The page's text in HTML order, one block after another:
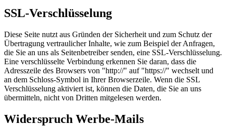
SSL-Verschlüsselung
Diese Seite nutzt aus Gründen der Sicherheit und zum Schutz der
Übertragung vertraulicher Inhalte, wie zum Beispiel der Anfragen,
die Sie an uns als Seitenbetreiber senden, eine SSL-Verschlüsselung.
Eine verschlüsselte Verbindung erkennen Sie daran, dass die
Adresszeile des Browsers von "http://" auf "https://" wechselt und
an dem Schloss-Symbol in Ihrer Browserzeile. Wenn die SSL
Verschlüsselung aktiviert ist, können die Daten, die Sie an uns
übermitteln, nicht von Dritten mitgelesen werden.
Widerspruch Werbe-Mails